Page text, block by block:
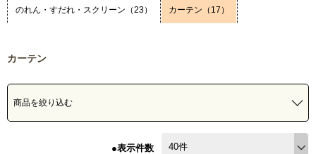
のれん・すだれ・スクリーン（23） カーテン（17）
カーテン
商品を絞り込む
●表示件数